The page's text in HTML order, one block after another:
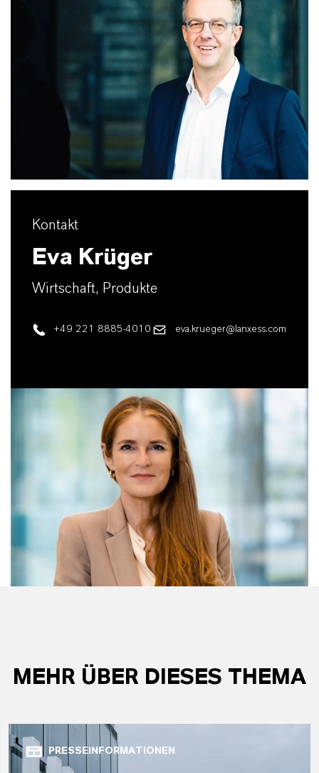
Kontakt
Eva Krüger
Wirtschaft, Produkte
+49 221 8885-4010 eva.krueger@lanxess.com
MEHR ÜBER DIESES THEMA
PRESSEINFORMATIONEN